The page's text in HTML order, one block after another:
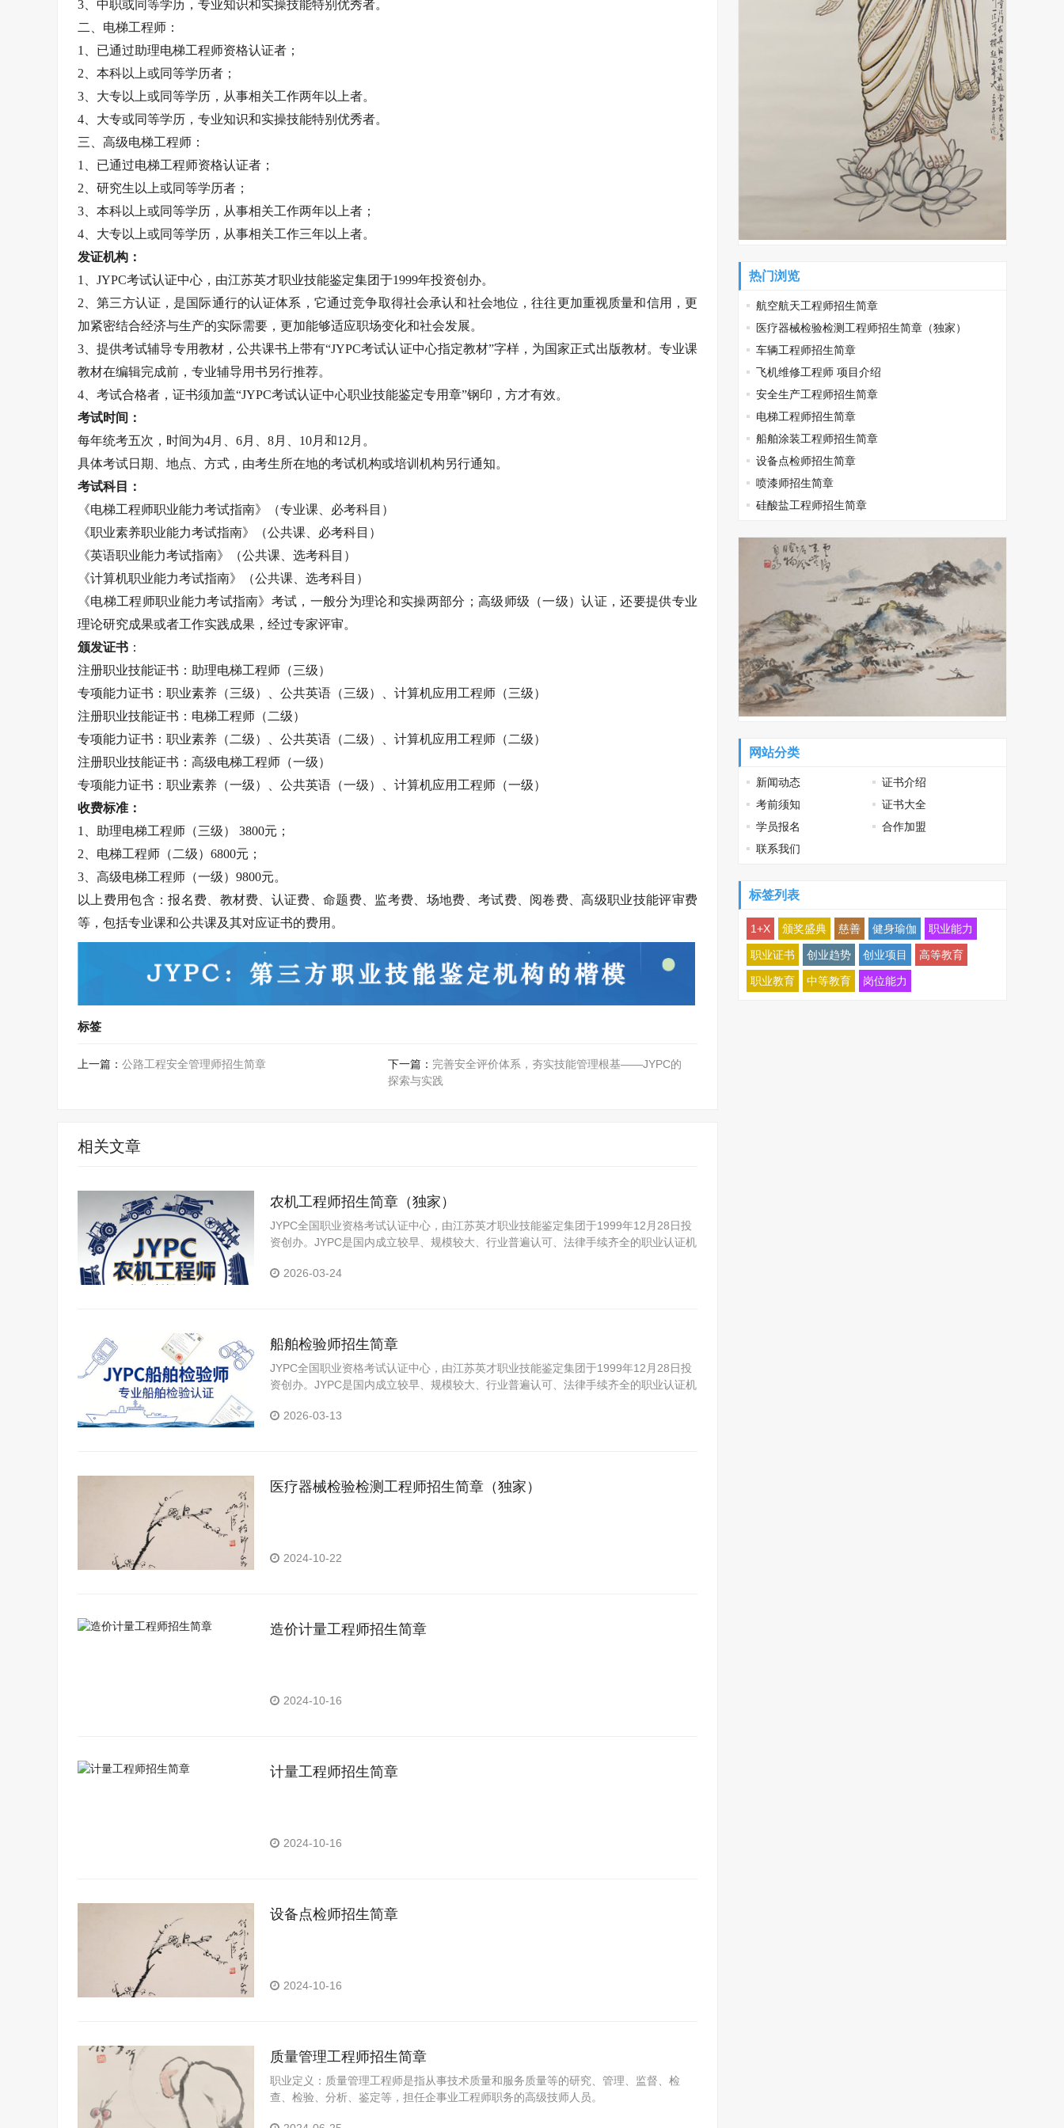
3、中职或同等学历，专业知识和实操技能特别优秀者。
二、电梯工程师：
1、已通过助理电梯工程师资格认证者；
2、本科以上或同等学历者；
3、大专以上或同等学历，从事相关工作两年以上者。
4、大专或同等学历，专业知识和实操技能特别优秀者。
三、高级电梯工程师：
1、已通过电梯工程师资格认证者；
2、研究生以上或同等学历者；
3、本科以上或同等学历，从事相关工作两年以上者；
4、大专以上或同等学历，从事相关工作三年以上者。
发证机构：
1、JYPC考试认证中心，由江苏英才职业技能鉴定集团于1999年投资创办。
2、第三方认证，是国际通行的认证体系，它通过竞争取得社会承认和社会地位，往往更加重视质量和信用，更
加紧密结合经济与生产的实际需要，更加能够适应职场变化和社会发展。
3、提供考试辅导专用教材，公共课书上带有“JYPC考试认证中心指定教材”字样，为国家正式出版教材。专业课
教材在编辑完成前，专业辅导用书另行推荐。
4、考试合格者，证书须加盖“JYPC考试认证中心职业技能鉴定专用章”钢印，方才有效。
考试时间：
每年统考五次，时间为4月、6月、8月、10月和12月。
具体考试日期、地点、方式，由考生所在地的考试机构或培训机构另行通知。
考试科目：
《电梯工程师职业能力考试指南》（专业课、必考科目）
《职业素养职业能力考试指南》（公共课、必考科目）
《英语职业能力考试指南》（公共课、选考科目）
《计算机职业能力考试指南》（公共课、选考科目）
《电梯工程师职业能力考试指南》考试，一般分为理论和实操两部分；高级师级（一级）认证，还要提供专业
理论研究成果或者工作实践成果，经过专家评审。
颁发证书 ：
注册职业技能证书：助理电梯工程师（三级）
专项能力证书：职业素养（三级）、公共英语（三级）、计算机应用工程师（三级）
注册职业技能证书：电梯工程师（二级）
专项能力证书：职业素养（二级）、公共英语（二级）、计算机应用工程师（二级）
注册职业技能证书：高级电梯工程师（一级）
专项能力证书：职业素养（一级）、公共英语（一级）、计算机应用工程师（一级）
收费标准：
1、助理电梯工程师（三级） 3800元；
2、电梯工程师（二级）6800元；
3、高级电梯工程师（一级）9800元。
以上费用包含：报名费、教材费、认证费、命题费、监考费、场地费、考试费、阅卷费、高级职业技能评审费
等，包括专业课和公共课及其对应证书的费用。
标签
上一篇： 公路工程安全管理师招生简章 下一篇： 完善安全评价体系，夯实技能管理根基——JYPC的
探索与实践
相关文章
农机工程师招生简章（独家）
JYPC全国职业资格考试认证中心，由江苏英才职业技能鉴定集团于1999年12月28日投
资创办。JYPC是国内成立较早、规模较大、行业普遍认可、法律手续齐全的职业认证机
2026-03-24
船舶检验师招生简章
JYPC全国职业资格考试认证中心，由江苏英才职业技能鉴定集团于1999年12月28日投
资创办。JYPC是国内成立较早、规模较大、行业普遍认可、法律手续齐全的职业认证机
2026-03-13
医疗器械检验检测工程师招生简章（独家）
2024-10-22
造价计量工程师招生简章
2024-10-16
计量工程师招生简章
2024-10-16
设备点检师招生简章
2024-10-16
质量管理工程师招生简章
职业定义：质量管理工程师是指从事技术质量和服务质量等的研究、管理、监督、检
查、检验、分析、鉴定等，担任企事业工程师职务的高级技师人员。
热门浏览
航空航天工程师招生简章
医疗器械检验检测工程师招生简章（独家）
车辆工程师招生简章
飞机维修工程师 项目介绍
安全生产工程师招生简章
电梯工程师招生简章
船舶涂装工程师招生简章
设备点检师招生简章
喷漆师招生简章
硅酸盐工程师招生简章
网站分类
新闻动态
证书介绍
考前须知
证书大全
学员报名
合作加盟
联系我们
标签列表
1+X 颁奖盛典 慈善 健身瑜伽 职业能力
职业证书 创业趋势 创业项目 高等教育
职业教育 中等教育 岗位能力